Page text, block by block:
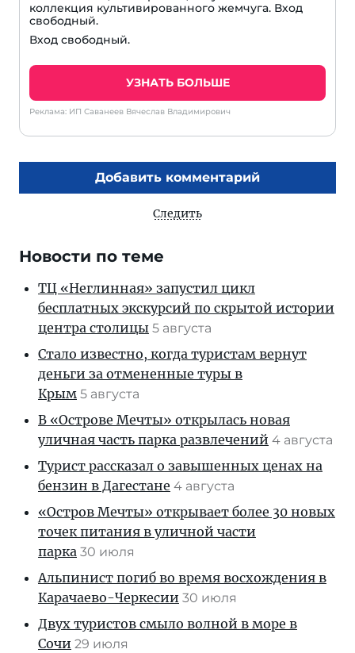
коллекция культивированного жемчуга. Вход
свободный.
Вход свободный.
УЗНАТЬ БОЛЬШЕ
Реклама: ИП Саванеев Вячеслав Владимирович
Добавить комментарий
Следить
Новости по теме
ТЦ «Неглинная» запустил цикл
бесплатных экскурсий по скрытой истории
центра столицы 5 августа
Стало известно, когда туристам вернут
деньги за отмененные туры в
Крым 5 августа
В «Острове Мечты» открылась новая
уличная часть парка развлечений 4 августа
Турист рассказал о завышенных ценах на
бензин в Дагестане 4 августа
«Остров Мечты» открывает более 30 новых
точек питания в уличной части
парка 30 июля
Альпинист погиб во время восхождения в
Карачаево-Черкесии 30 июля
Двух туристов смыло волной в море в
Сочи 29 июля